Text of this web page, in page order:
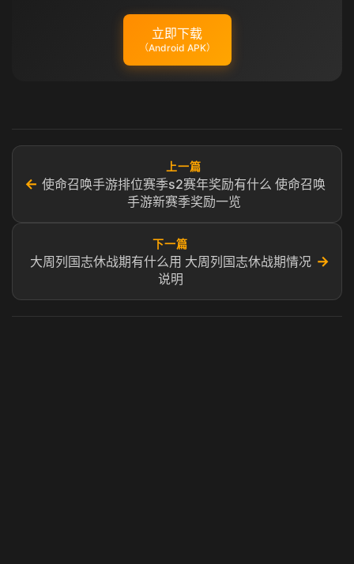
立即下载
（Android APK）
←
上一篇
使命召唤手游排位赛季s2赛年奖励有什么 使命召唤
手游新赛季奖励一览
下一篇
大周列国志休战期有什么用 大周列国志休战期情况
说明
→